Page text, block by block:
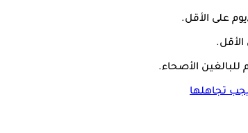
تجاهلها